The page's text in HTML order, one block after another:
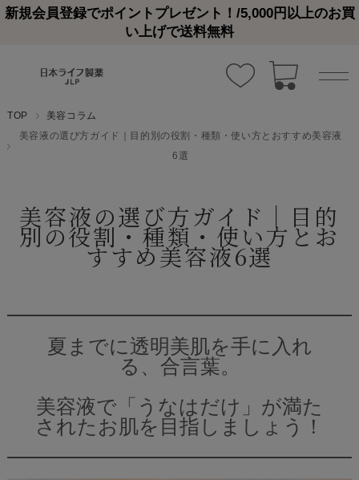
新規会員登録でポイントプレゼント！/5,000円以上のお買
い上げで送料無料
TOP
美容コラム
美容液の選び方ガイド｜目的別の役割・種類・使い方とおすすめ美容液
6選
美容液の選び方ガイド｜目的
別の役割・種類・使い方とお
すすめ美容液6選
夏までに透明美肌を手に入れ
る、合言葉。
美容液で「うなはだけ」が満た
されたお肌を目指しましょう！